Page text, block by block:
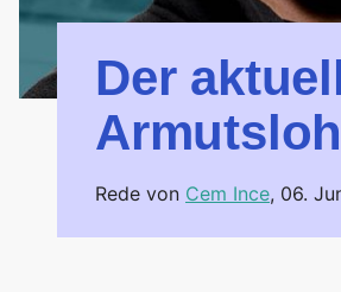
Der
Rede von Cem Ince, 06.